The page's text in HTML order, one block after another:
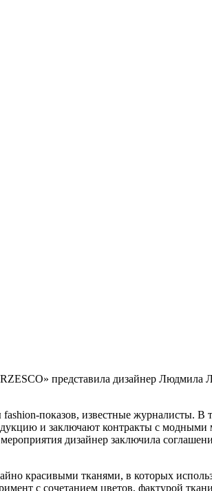
представила дизайнер Людмила
показов, известные журналисты. В
и заключают контракты с
дизайнер заключила
красивыми тканями, в которых
с сочетанием цветов, фактурой